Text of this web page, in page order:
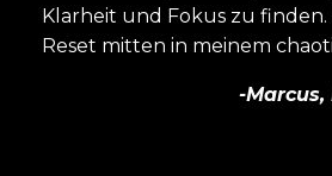
Klarheit und Fokus zu finden.
Reset mitten in meinem
-Marcus,